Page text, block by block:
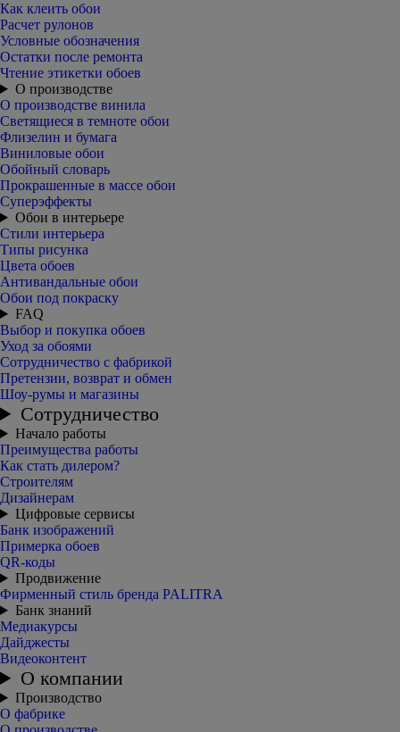
Как клеить обои
Расчет рулонов
Условные обозначения
Остатки после ремонта
Чтение этикетки обоев
О производстве
О производстве винила
Светящиеся в темноте обои
Флизелин и бумага
Виниловые обои
Обойный словарь
Прокрашенные в массе обои
Суперэффекты
Обои в интерьере
Стили интерьера
Типы рисунка
Цвета обоев
Антивандальные обои
Обои под покраску
FAQ
Выбор и покупка обоев
Уход за обоями
Сотрудничество с фабрикой
Претензии, возврат и обмен
Шоу-румы и магазины
Сотрудничество
Начало работы
Преимущества работы
Как стать дилером?
Строителям
Дизайнерам
Цифровые сервисы
Банк изображений
Примерка обоев
QR-коды
Продвижение
Фирменный стиль бренда PALITRA
Банк знаний
Медиакурсы
Дайджесты
Видеоконтент
О компании
Производство
О фабрике